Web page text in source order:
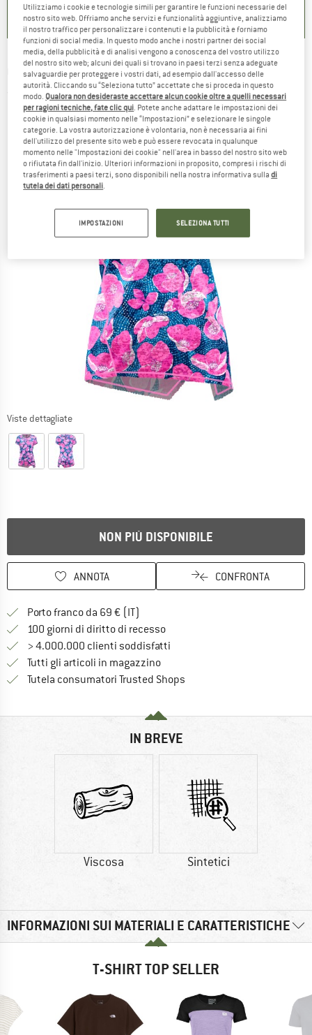
CRAZY IDEA -Women's T-Shirt Aloha - T-shirt
(0)
Viste dettagliate
NON PIÙ DISPONIBILE
ANNOTA CONFRONTA
Porto franco da 69 € (IT)
100 giorni di diritto di recessoVai alla politica di recesso qui
> 4.000.000 clienti soddisfatti
Tutti gli articoli in magazzino
Tutela consumatori Trusted Shops
IN BREVE
Viscosa Sintetici
INFORMAZIONI SUI MATERIALI E CARATTERISTICHE
T-SHIRT TOP SELLER
Utilizziamo i cookie e tecnologie simili per garantire le funzioni necessarie del
nostro sito web. Offriamo anche servizi e funzionalità aggiuntive, analizziamo
il nostro traffico per personalizzare i contenuti e la pubblicità e forniamo
funzioni di social media. In questo modo anche i nostri partner dei social
media, della pubblicità e di analisi vengono a conoscenza del vostro utilizzo
del nostro sito web; alcuni dei quali si trovano in paesi terzi senza adeguate
salvaguardie per proteggere i vostri dati, ad esempio dall'accesso delle
autorità. Cliccando su “Seleziona tutto” accettate che si proceda in questo
modo. Qualora non desideraste accettare alcun cookie oltre a quelli necessari
per ragioni tecniche, fate clic qui . Potete anche adattare le impostazioni dei
cookie in qualsiasi momento nelle “Impostazioni” e selezionare le singole
categorie. La vostra autorizzazione è volontaria, non è necessaria ai fini
dell'utilizzo del presente sito web e può essere revocata in qualunque
momento nelle "Impostazioni dei cookie" nell'area in basso del nostro sito web
o rifiutata fin dall'inizio. Ulteriori informazioni in proposito, compresi i rischi di
trasferimenti a paesi terzi, sono disponibili nella nostra informativa sulladi
tutela dei dati personali
IMPOSTAZIONI SELEZIONA TUTTI